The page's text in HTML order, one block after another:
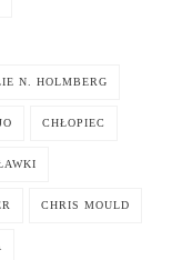
N. HOLMBERG
CHŁOPIEC
CHRIS MOULD